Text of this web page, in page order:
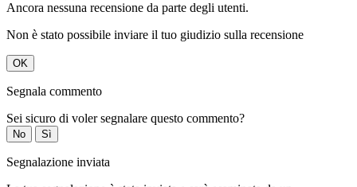
OK
Segnala commento
Sei sicuro di voler segnalare questo commento?
La tua segnalazione è stata inviata e sarà esaminata da un
OK